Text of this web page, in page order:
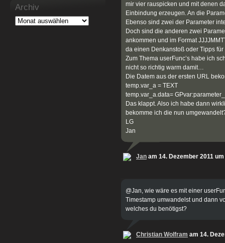
mir vier rauspicken und mit denen
Einbindung erzeugen. An die
Ebenso sind zwei der Parameter
Doch sind die anderen zwei
ankommen und im Format
da einen Denkanstoß oder Tipps für
Zum Thema userFunc’s habe ich
nicht so richtig warm damit…
Die Datem aus der ersten URL
temp.var_a = TEXT
temp.var_a.data=
Das klappt. Also ich habe dann
bekomme ich die nun
LG
Jan
Jan am 14. Dezember 2011
@Jan, wie wäre es mit einer
Timestamp umwandelst und dann
welches du benötigst?
Christian Wolfram am 14.
Archiv